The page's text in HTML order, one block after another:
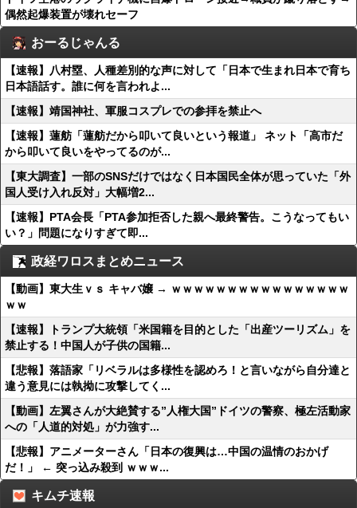
偶然起爆装置が壊れセーフ
おーるじゃんる
【速報】八村塁、人種差別的な声に対して「日本で生まれ日本で育ち
日本語話す。誰に何を言われよ...
【速報】靖国神社、軍服コスプレでの参拝を禁止へ
【速報】蓮舫「蓮舫だから叩いて良いという報道」 ネット「高市だ
から叩いて良いをやってるのが...
【東大調査】一部のSNSだけではなく日本国民全体が思っていた「外
国人受け入れ反対」大幅増2...
【速報】PTA会長「PTA参加拒否した親へ最終警告。こうなってもい
い？」問題になりすぎて即...
政経ワロスまとめニュース
【動画】東大生ｖｓ キャバ嬢 → ｗｗｗｗｗｗｗｗｗｗｗｗｗｗｗｗ
ｗｗ
【速報】トランプ大統領「米国籍を目的とした「出産ツーリズム」を
禁止する！中国人が子供の国籍...
【悲報】落語家「リベラルは多様性を認めろ！と言いながら自分達と
違う意見には執拗に攻撃してく...
【動画】左翼さんが大絶賛する”人権大国”ドイツの警察、極左活動家
への「人道的対処」が力強す...
【悲報】アニメーターさん「日本の復興は…中国の温情のおかげ
だ！」 ← 突っ込み殺到 ｗｗｗ...
キムチ速報